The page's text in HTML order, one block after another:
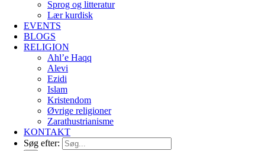
Sprog og litteratur
Lær kurdisk
EVENTS
BLOGS
RELIGION
Ahl’e Haqq
Alevi
Ezidi
Islam
Kristendom
Øvrige religioner
Zarathustrianisme
KONTAKT
Søg efter: